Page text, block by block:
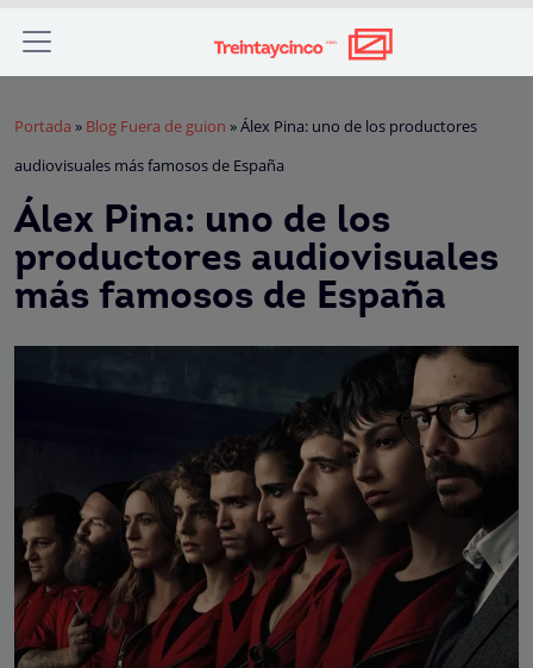
Portada » Blog Fuera de guion »Álex Pina: uno de los productores
audiovisuales más famosos de España
Álex Pina: uno de los
productores audiovisuales
más famosos de España